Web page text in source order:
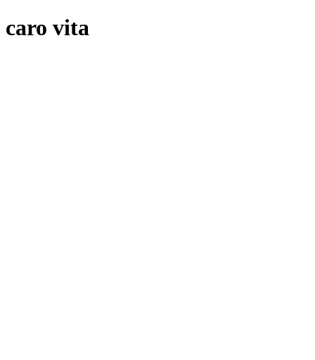
caro vita